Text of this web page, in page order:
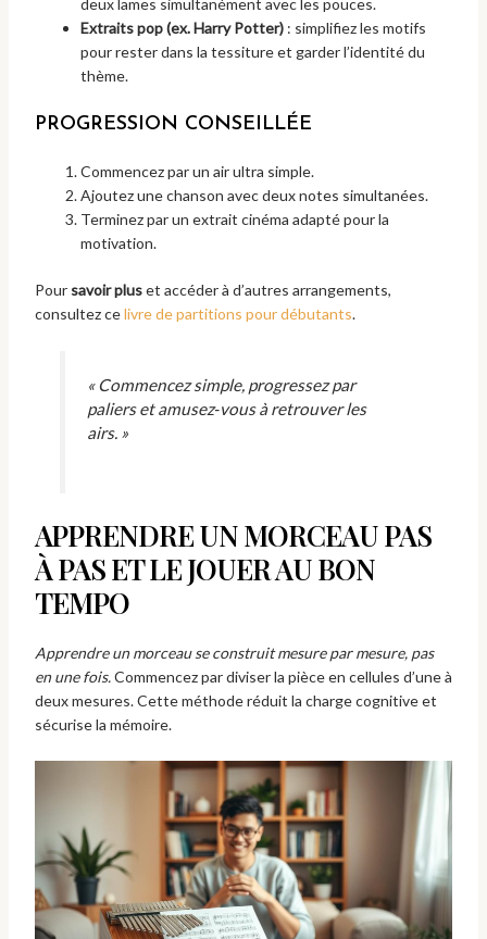
Extraits pop (ex. Harry Potter): simplifiez les motifs
pour rester dans la tessiture et garder l’identité du
thème.
PROGRESSION CONSEILLÉE
Commencez par un air ultra simple.
Ajoutez une chanson avec deux notes simultanées.
Terminez par un extrait cinéma adapté pour la
motivation.
Pour savoir pluset accéder à d’autres arrangements,
consultez celivre de partitions pour débutants.
« Commencez simple, progressez par
paliers et amusez‑vous à retrouver les
airs. »
APPRENDRE UN MORCEAU PAS
À PAS ET LE JOUER AU BON
TEMPO
Apprendre un morceau se construit mesure par mesure, pas
en une fois.Commencez par diviser la pièce en cellules d’une à
deux mesures. Cette méthode réduit la charge cognitive et
sécurise la mémoire.